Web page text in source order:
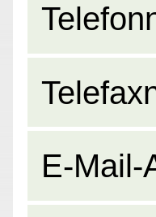
E-Mail-